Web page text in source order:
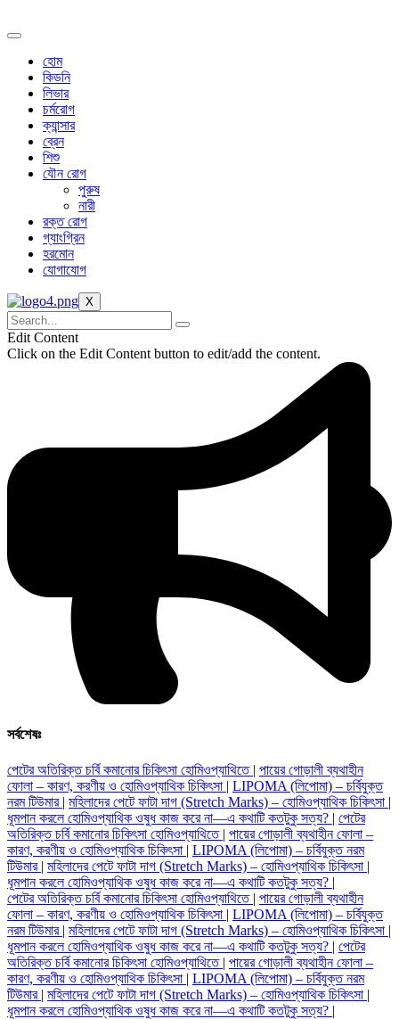
to
হোম
কিডনি
লিভার
চর্মরোগ
ক্যান্সার
ব্রেন
শিশু
যৌন রোগ
পুরুষ
নারী
রক্ত রোগ
গ্যাংগ্রিন
হরমোন
যোগাযোগ
X
Edit Content
Click on the Edit Content button to edit/add the content.
সর্বশেষঃ
পেটের অতিরিক্ত চর্বি কমানোর চিকিৎসা হোমিওপ্যাথিতে | পায়ের গোড়ালী ব্যথাহীন
ফোলা – কারণ, করণীয় ও হোমিওপ্যাথিক চিকিৎসা | LIPOMA (লিপোমা) – চর্বিযুক্ত
নরম টিউমার | মহিলাদের পেটে ফাটা দাগ (Stretch Marks) – হোমিওপ্যাথিক চিকিৎসা |
ধূমপান করলে হোমিওপ্যাথিক ওষুধ কাজ করে না—এ কথাটি কতটুকু সত্য? | পেটের
অতিরিক্ত চর্বি কমানোর চিকিৎসা হোমিওপ্যাথিতে | পায়ের গোড়ালী ব্যথাহীন ফোলা –
কারণ, করণীয় ও হোমিওপ্যাথিক চিকিৎসা | LIPOMA (লিপোমা) – চর্বিযুক্ত নরম
টিউমার | মহিলাদের পেটে ফাটা দাগ (Stretch Marks) – হোমিওপ্যাথিক চিকিৎসা |
ধূমপান করলে হোমিওপ্যাথিক ওষুধ কাজ করে না—এ কথাটি কতটুকু সত্য? |
পেটের অতিরিক্ত চর্বি কমানোর চিকিৎসা হোমিওপ্যাথিতে | পায়ের গোড়ালী ব্যথাহীন
ফোলা – কারণ, করণীয় ও হোমিওপ্যাথিক চিকিৎসা | LIPOMA (লিপোমা) – চর্বিযুক্ত
নরম টিউমার | মহিলাদের পেটে ফাটা দাগ (Stretch Marks) – হোমিওপ্যাথিক চিকিৎসা |
ধূমপান করলে হোমিওপ্যাথিক ওষুধ কাজ করে না—এ কথাটি কতটুকু সত্য? | পেটের
অতিরিক্ত চর্বি কমানোর চিকিৎসা হোমিওপ্যাথিতে | পায়ের গোড়ালী ব্যথাহীন ফোলা –
কারণ, করণীয় ও হোমিওপ্যাথিক চিকিৎসা | LIPOMA (লিপোমা) – চর্বিযুক্ত নরম
টিউমার | মহিলাদের পেটে ফাটা দাগ (Stretch Marks) – হোমিওপ্যাথিক চিকিৎসা |
ধূমপান করলে হোমিওপ্যাথিক ওষুধ কাজ করে না—এ কথাটি কতটুকু সত্য? |